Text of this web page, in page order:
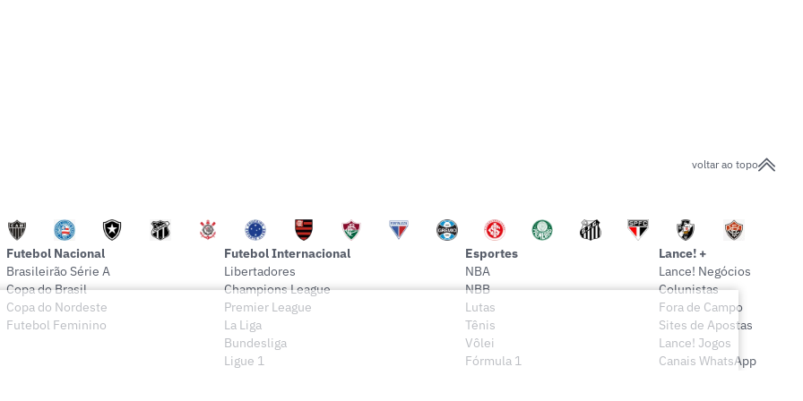
voltar ao topo
Futebol Nacional
Brasileirão Série A
Copa do Brasil
Copa do Nordeste
Futebol Feminino
Futebol Internacional
Libertadores
Champions League
Premier League
La Liga
Bundesliga
Ligue 1
Esportes
NBA
NBB
Lutas
Tênis
Vôlei
Fórmula 1
Lance! +
Lance! Negócios
Colunistas
Fora de Campo
Sites de Apostas
Lance! Jogos
Canais WhatsApp